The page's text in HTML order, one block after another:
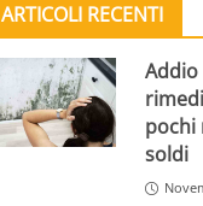
ARTICOLI RECENTI
pochi
soldi